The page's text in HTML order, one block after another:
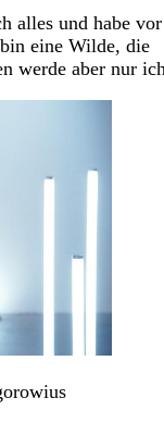
alles und habe vor
eine Wilde, die
werde aber nur